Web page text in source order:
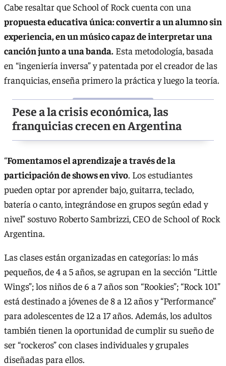
Cabe resaltar que School of Rock cuenta con una
propuesta educativa única: convertir a un alumno sin
experiencia, en un músico capaz de interpretar una
canción junto a una banda. Esta metodología, basada
en “ingeniería inversa” y patentada por el creador de las
franquicias, enseña primero la práctica y luego la teoría.
Pese a la crisis económica, las
franquicias crecen en Argentina
“Fomentamos el aprendizaje a través de la
participación de shows en vivo. Los estudiantes
pueden optar por aprender bajo, guitarra, teclado,
batería o canto, integrándose en grupos según edad y
nivel” sostuvo Roberto Sambrizzi, CEO de School of Rock
Argentina.
Las clases están organizadas en categorías: lo más
pequeños, de 4 a 5 años, se agrupan en la sección “Little
Wings”; los niños de 6 a 7 años son “Rookies”; “Rock 101”
está destinado a jóvenes de 8 a 12 años y “Performance”
para adolescentes de 12 a 17 años. Además, los adultos
también tienen la oportunidad de cumplir su sueño de
ser “rockeros” con clases individuales y grupales
diseñadas para ellos.